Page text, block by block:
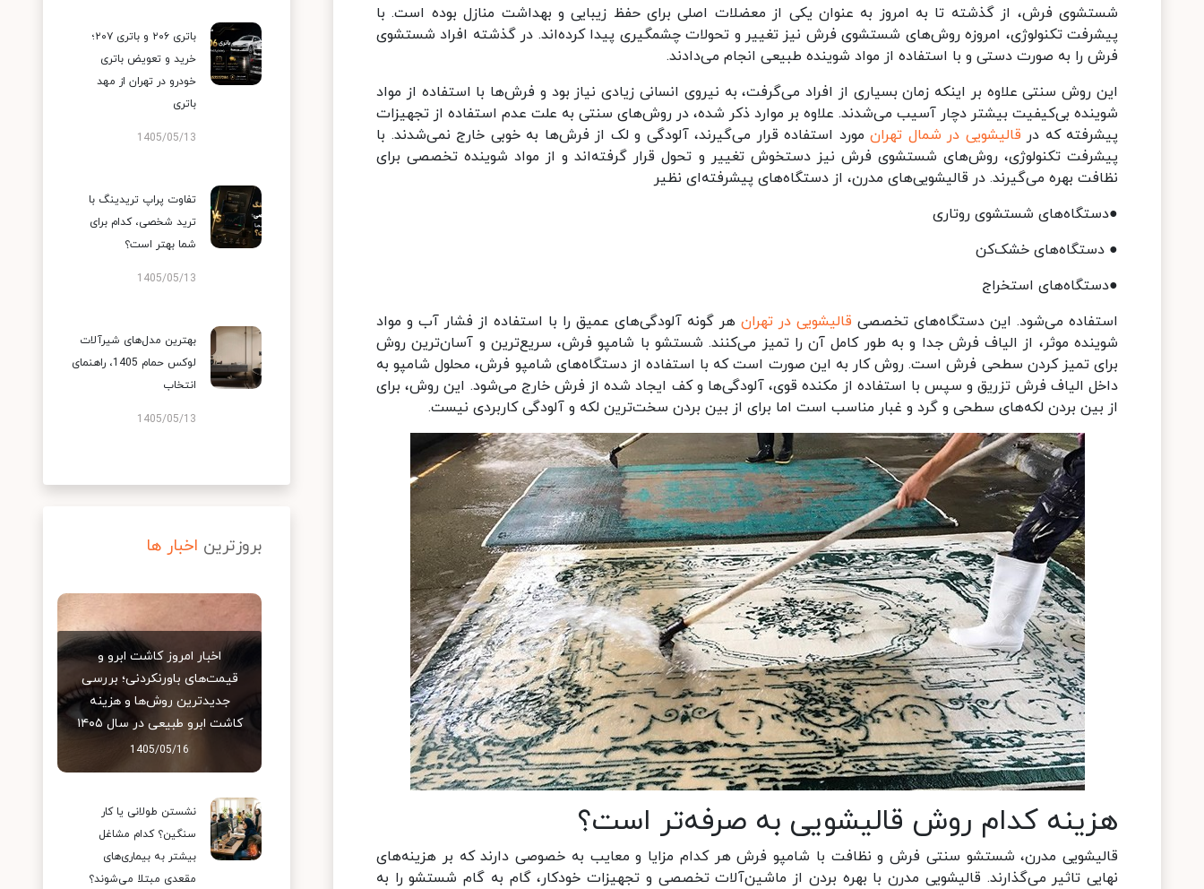
شستشوی فرش، از گذشته تا به امروز به عنوان یکی از معضلات اصلی برای حفظ زیبایی و بهداشت منازل بوده است. با
پیشرفت تکنولوژی، امروزه روش‌های شستشوی فرش نیز تغییر و تحولات چشمگیری پیدا کرده‌اند. در گذشته افراد شستشوی
فرش را به صورت دستی و با استفاده از مواد شوینده طبیعی انجام می‌دادند.
این روش سنتی علاوه بر اینکه زمان بسیاری از افراد می‌گرفت، به نیروی انسانی زیادی نیاز بود و فرش‌ها با استفاده از مواد
شوینده بی‌کیفیت بیشتر دچار آسیب می‌شدند. علاوه بر موارد ذکر شده، در روش‌های سنتی به علت ‌عدم استفاده از تجهیزات
پیشرفته که در قالیشویی در شمال تهران مورد استفاده قرار می‌گیرند، آلودگی و لک از فرش‌ها به خوبی خارج نمی‌شدند. با
پیشرفت تکنولوژی، روش‌های شستشوی فرش نیز دستخوش تغییر و تحول قرار گرفته‌اند و از مواد شوینده تخصصی برای
نظافت بهره می‌گیرند. در قالیشویی‌های مدرن، از دستگاه‌های پیشرفته‌ای نظیر
●دستگاه‌های شستشوی روتاری
● دستگاه‌های خشک‌کن
●دستگاه‌های استخراج
استفاده می‌شود. این دستگاه‌های تخصصی قالیشویی در تهران هر گونه آلودگی‌های عمیق را با استفاده از فشار آب و مواد
شوینده موثر، از الیاف فرش جدا و به طور کامل آن را تمیز می‌کنند. شستشو با شامپو فرش، سریع‌ترین و آسان‌ترین روش
برای تمیز کردن سطحی فرش است. روش کار به این صورت است که با استفاده از دستگاه‌های شامپو فرش، محلول شامپو به
داخل الیاف فرش تزریق و سپس با استفاده از مکنده قوی، آلودگی‌ها و کف ایجاد شده از فرش خارج می‌شود. این روش، برای
از بین بردن لکه‌های سطحی و گرد و غبار مناسب است اما برای از بین بردن سخت‌ترین لکه و آلودگی کاربردی نیست.
هزینه کدام روش قالیشویی به صرفه‌تر است؟
قالیشویی مدرن، شستشو سنتی فرش و نظافت با شامپو فرش هر کدام مزایا و معایب به خصوصی دارند که بر هزینه‌های
نهایی تاثیر می‌گذارند. قالیشویی مدرن با بهره بردن از ماشین‌آلات تخصصی و تجهیزات خودکار، گام به گام شستشو را به
باتری ۲۰۶ و باتری ۲۰۷؛
خرید و تعویض باتری
خودرو در تهران از مهد
باتری
1405/05/13
تفاوت پراپ تریدینگ با
ترید شخصی، کدام برای
شما بهتر است؟
1405/05/13
بهترین مدل‌های شیرآلات
لوکس حمام 1405، راهنمای
انتخاب
1405/05/13
بروزترین اخبار ها
اخبار امروز کاشت ابرو و
قیمت‌های باورنکردنی؛ بررسی
جدیدترین روش‌ها و هزینه
کاشت ابرو طبیعی در سال ۱۴۰۵
1405/05/16
نشستن طولانی یا کار
سنگین؟ کدام مشاغل
بیشتر به بیماری‌های
مقعدی مبتلا می‌شوند؟